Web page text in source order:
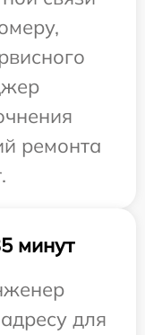
ремонта
минут
для